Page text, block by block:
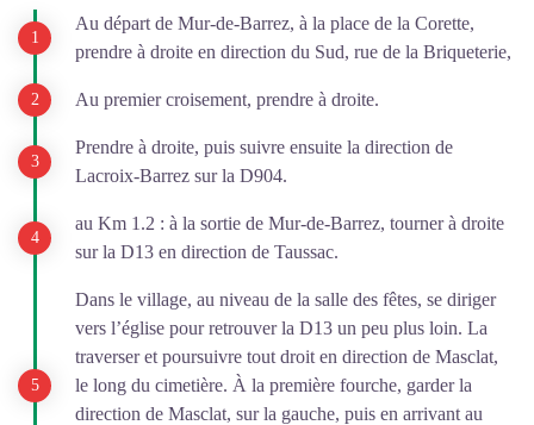
Au départ de Mur-de-Barrez, à la place de la Corette,
prendre à droite en direction du Sud, rue de la Briqueterie,
Au premier croisement, prendre à droite.
Prendre à droite, puis suivre ensuite la direction de
Lacroix-Barrez sur la D904.
au Km 1.2 : à la sortie de Mur-de-Barrez, tourner à droite
sur la D13 en direction de Taussac.
Dans le village, au niveau de la salle des fêtes, se diriger
vers l’église pour retrouver la D13 un peu plus loin. La
traverser et poursuivre tout droit en direction de Masclat,
le long du cimetière. À la première fourche, garder la
direction de Masclat, sur la gauche, puis en arrivant au